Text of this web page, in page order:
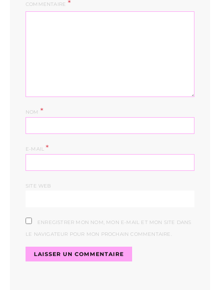
COMMENTAIRE
NOM *
E-MAIL*
SITE WEB
ENREGISTRER MON NOM, MON E-MAIL ET MON SITE DANS
LE NAVIGATEUR POUR MON PROCHAIN COMMENTAIRE.